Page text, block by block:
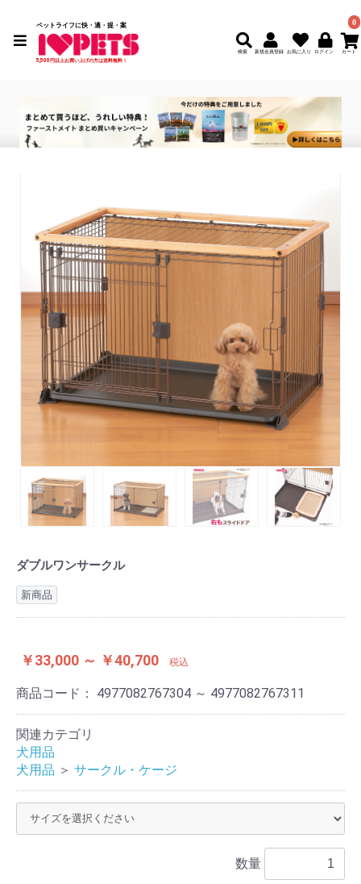
ペットライフに快・適・提・案
0
ダブルワンサークル
新商品
￥33,000 ～ ￥40,700 税込
商品コード： 4977082767304 ～ 4977082767311
関連カテゴリ
犬用品
犬用品 ＞ サークル・ケージ
数量